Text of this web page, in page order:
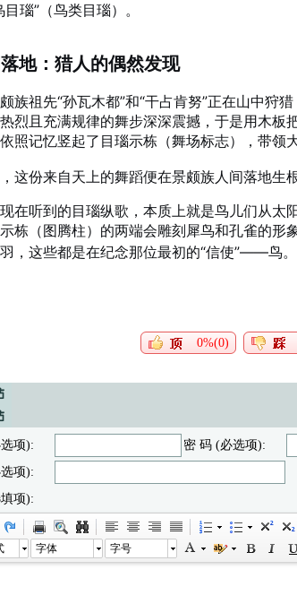
瑙”（鸟类目瑙） 。
地：猎人的偶然发现
族祖先“孙瓦木都”和“干占肯努”正在山中狩
烈且充满规律的舞步深深震撼，于是用木板
照记忆竖起了目瑙示栋（舞场标志），带领
这份来自天上的舞蹈便在景颇族人间落地生
在听到的目瑙纵歌，本质上就是鸟儿们从太
栋（图腾柱）的两端会雕刻犀鸟和孔雀的形
，这些都是在纪念那位最初的“信使”——鸟。
0%(0)
项): 密 码 (必选项):
项):
项):
字体 字号